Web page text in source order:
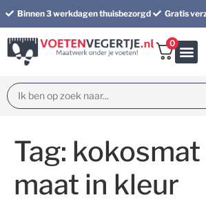
Binnen 3 werkdagen thuisbezorgd Gratis
0
Tag: kokosmat
maat in kleur